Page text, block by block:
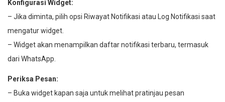
Konfigurasi Widget:
– Jika diminta, pilih opsi Riwayat Notifikasi atau Log Notifikasi saat
mengatur widget.
– Widget akan menampilkan daftar notifikasi terbaru, termasuk
dari WhatsApp.
Periksa Pesan:
– Buka widget kapan saja untuk melihat pratinjau pesan